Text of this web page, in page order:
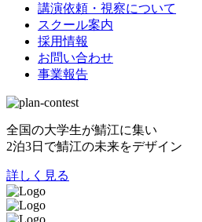
講演依頼・視察について
スクール案内
採用情報
お問い合わせ
事業報告
全国の大学生が鯖江に集い
2泊3日で鯖江の未来をデザイン
詳しく見る